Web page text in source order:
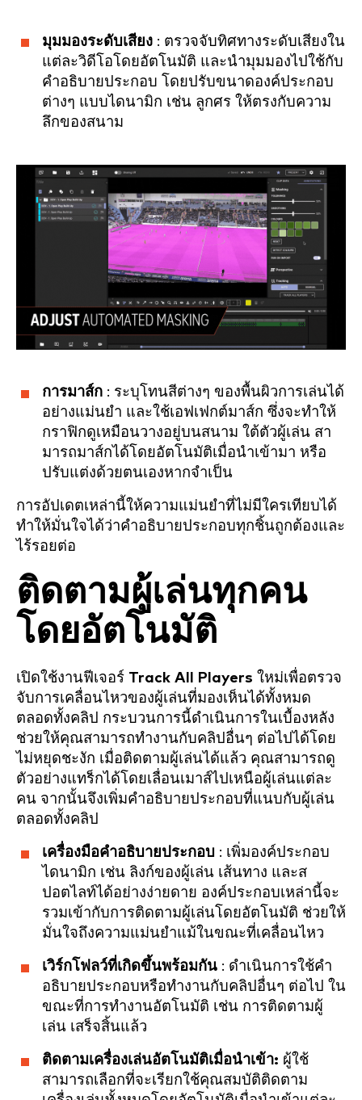
มุมมองระดับเสียง : ตรวจจับทิศทางระดับเสียงใน
แต่ละวิดีโอโดยอัตโนมัติ และนำมุมมองไปใช้กับ
คำอธิบายประกอบ โดยปรับขนาดองค์ประกอบ
ต่างๆ แบบไดนามิก เช่น ลูกศร ให้ตรงกับความ
ลึกของสนาม
การมาส์ก : ระบุโทนสีต่างๆ ของพื้นผิวการเล่นได้
อย่างแม่นยำ และใช้เอฟเฟกต์มาส์ก ซึ่งจะทำให้
กราฟิกดูเหมือนวางอยู่บนสนาม ใต้ตัวผู้เล่น สา
มารถมาส์กได้โดยอัตโนมัติเมื่อนำเข้ามา หรือ
ปรับแต่งด้วยตนเองหากจำเป็น
การอัปเดตเหล่านี้ให้ความแม่นยำที่ไม่มีใครเทียบได้
ทำให้มั่นใจได้ว่าคำอธิบายประกอบทุกชิ้นถูกต้องและ
ไร้รอยต่อ
ติดตามผู้เล่นทุกคน
โดยอัตโนมัติ
เปิดใช้งานฟีเจอร์ Track All Players ใหม่เพื่อตรวจ
จับการเคลื่อนไหวของผู้เล่นที่มองเห็นได้ทั้งหมด
ตลอดทั้งคลิป กระบวนการนี้ดำเนินการในเบื้องหลัง
ช่วยให้คุณสามารถทำงานกับคลิปอื่นๆ ต่อไปได้โดย
ไม่หยุดชะงัก เมื่อติดตามผู้เล่นได้แล้ว คุณสามารถดู
ตัวอย่างแทร็กได้โดยเลื่อนเมาส์ไปเหนือผู้เล่นแต่ละ
คน จากนั้นจึงเพิ่มคำอธิบายประกอบที่แนบกับผู้เล่น
ตลอดทั้งคลิป
เครื่องมือคำอธิบายประกอบ : เพิ่มองค์ประกอบ
ไดนามิก เช่น ลิงก์ของผู้เล่น เส้นทาง และส
ปอตไลท์ได้อย่างง่ายดาย องค์ประกอบเหล่านี้จะ
รวมเข้ากับการติดตามผู้เล่นโดยอัตโนมัติ ช่วยให้
มั่นใจถึงความแม่นยำแม้ในขณะที่เคลื่อนไหว
เวิร์กโฟลว์ที่เกิดขึ้นพร้อมกัน : ดำเนินการใช้คำ
อธิบายประกอบหรือทำงานกับคลิปอื่นๆ ต่อไป ใน
ขณะที่การทำงานอัตโนมัติ เช่น การติดตามผู้
เล่น เสร็จสิ้นแล้ว
ติดตามเครื่องเล่นอัตโนมัติเมื่อนำเข้า: ผู้ใช้
สามารถเลือกที่จะเรียกใช้คุณสมบัติติดตาม